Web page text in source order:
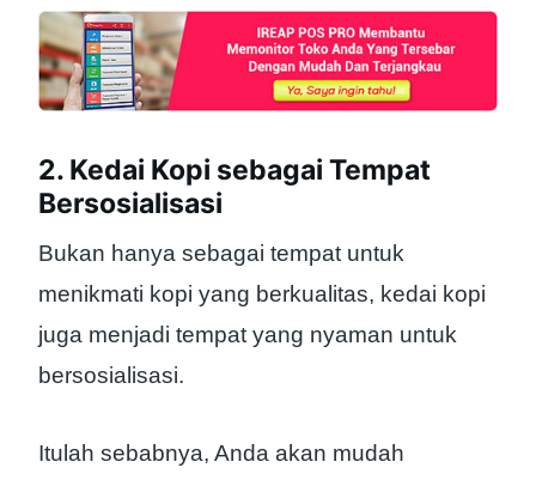
2. Kedai Kopi sebagai Tempat
Bersosialisasi
Bukan hanya sebagai tempat untuk
menikmati kopi yang berkualitas, kedai kopi
juga menjadi tempat yang nyaman untuk
bersosialisasi.
Itulah sebabnya, Anda akan mudah